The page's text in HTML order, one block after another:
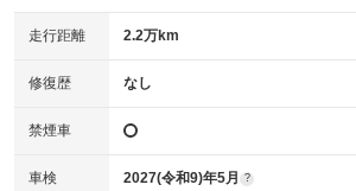
走行距離 2.2万km
修復歴 なし
禁煙車
車検 2027(令和9)年5月 ?